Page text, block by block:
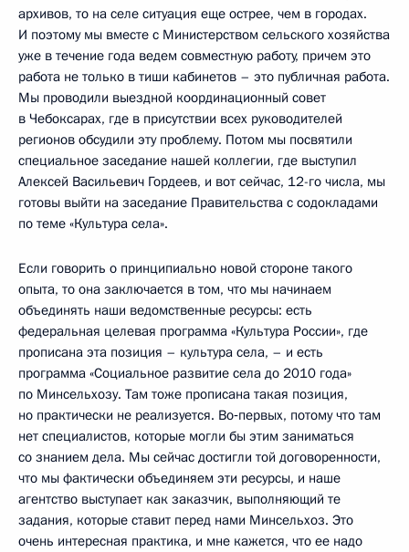
архивов, то на селе ситуация еще острее, чем в городах.
И поэтому мы вместе с Министерством сельского хозяйства
уже в течение года ведем совместную работу, причем это
работа не только в тиши кабинетов – это публичная работа.
Мы проводили выездной координационный совет
в Чебоксарах, где в присутствии всех руководителей
регионов обсудили эту проблему. Потом мы посвятили
специальное заседание нашей коллегии, где выступил
Алексей Васильевич Гордеев, и вот сейчас, 12-го числа, мы
готовы выйти на заседание Правительства с содокладами
по теме «Культура села».
Если говорить о принципиально новой стороне такого
опыта, то она заключается в том, что мы начинаем
объединять наши ведомственные ресурсы: есть
федеральная целевая программа «Культура России», где
прописана эта позиция – культура села, – и есть
программа «Социальное развитие села до 2010 года»
по Минсельхозу. Там тоже прописана такая позиция,
но практически не реализуется. Во‑первых, потому что там
нет специалистов, которые могли бы этим заниматься
со знанием дела. Мы сейчас достигли той договоренности,
что мы фактически объединяем эти ресурсы, и наше
агентство выступает как заказчик, выполняющий те
задания, которые ставит перед нами Минсельхоз. Это
очень интересная практика, и мне кажется, что ее надо